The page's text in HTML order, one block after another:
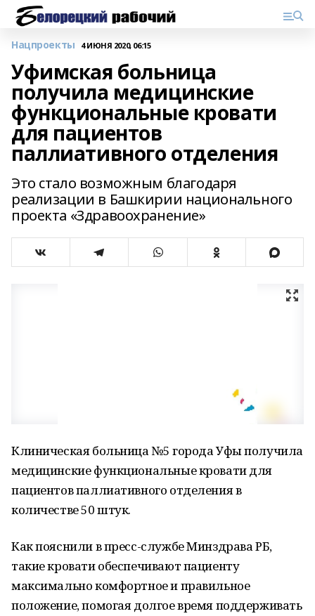
Нацпроекты 4 ИЮНЯ 2020, 06:15
Уфимская больница
получила медицинские
функциональные кровати
для пациентов
паллиативного отделения
Это стало возможным благодаря
реализации в Башкирии национального
проекта «Здравоохранение»
Клиническая больница №5 города Уфы получила
медицинские функциональные кровати для
пациентов паллиативного отделения в
количестве 50 штук.
Как пояснили в пресс-службе Минздрава РБ,
такие кровати обеспечивают пациенту
максимально комфортное и правильное
положение, помогая долгое время поддерживать